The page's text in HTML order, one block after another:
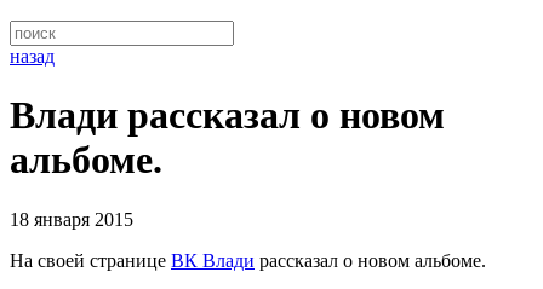
назад
Влади рассказал о новом
альбоме.
18 января 2015
На своей странице ВК Влади рассказал о новом альбоме.